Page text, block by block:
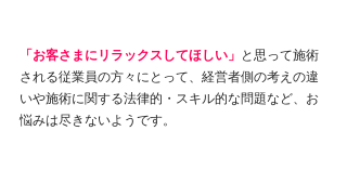
「お客さまにリラックスしてほしい」 と思って施術
される従業員の方々にとって、経営者側の考えの違
いや施術に関する法律的・スキル的な問題など、お
悩みは尽きないようです。